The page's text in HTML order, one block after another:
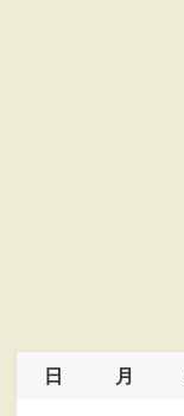
日 月